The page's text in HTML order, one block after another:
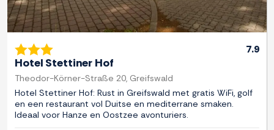
7.9
Hotel Stettiner Hof
Theodor-Körner-Straße 20, Greifswald
Hotel Stettiner Hof: Rust in Greifswald met gratis WiFi, golf
en een restaurant vol Duitse en mediterrane smaken.
Ideaal voor Hanze en Oostzee avonturiers.